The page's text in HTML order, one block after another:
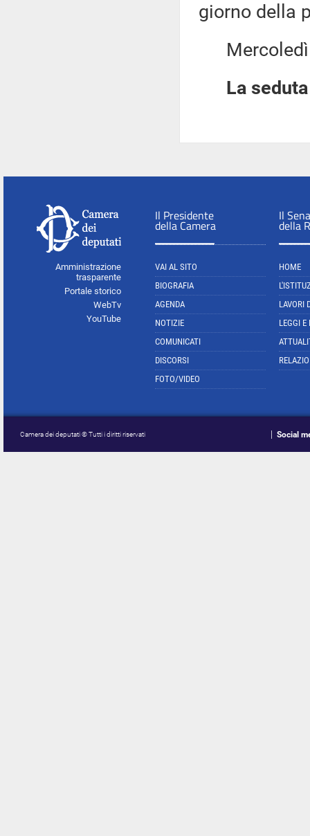
giorno della
Mercoledì
La
Amministrazione
trasparente
Portale storico
WebTv
YouTube
Il Presidente
della Camera
VAI AL SITO
BIOGRAFIA
AGENDA
NOTIZIE
COMUNICATI
DISCORSI
FOTO/VIDEO
Il
della
HOME
LAVORI
LEGGI E
Camera dei deputati © Tutti i diritti riservati Social